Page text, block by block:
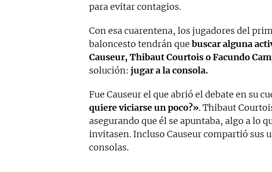
para evitar contagios.
Con esa cuarentena, los jugadores del
baloncesto tendrán que buscar alguna
Causeur, Thibaut Courtois o Facundo
solución: jugar a la consola.
Fue Causeur el que abrió el debate en su
quiere viciarse un poco?». Thibaut
asegurando que él se apuntaba, algo a lo
invitasen. Incluso Causeur compartió sus
consolas.